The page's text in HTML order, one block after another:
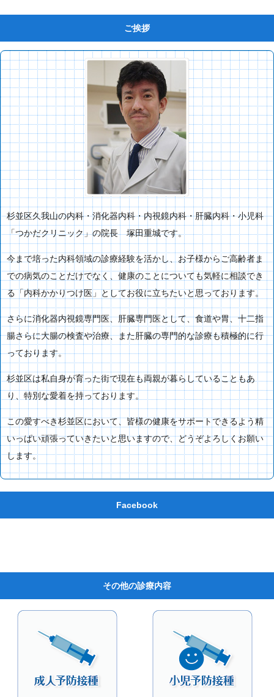
ご挨拶
杉並区久我山の内科・消化器内科・内視鏡内科・肝臓内科・小児科
「つかだクリニック」の院長 塚田重城です。
今まで培った内科領域の診療経験を活かし、お子様からご高齢者ま
での病気のことだけでなく、健康のことについても気軽に相談でき
る「内科かかりつけ医」としてお役に立ちたいと思っております。
さらに消化器内視鏡専門医、肝臓専門医として、食道や胃、十二指
腸さらに大腸の検査や治療、また肝臓の専門的な診療も積極的に行
っております。
杉並区は私自身が育った街で現在も両親が暮らしていることもあ
り、特別な愛着を持っております。
この愛すべき杉並区において、皆様の健康をサポートできるよう精
いっぱい頑張っていきたいと思いますので、どうぞよろしくお願い
します。
Facebook
その他の診療内容